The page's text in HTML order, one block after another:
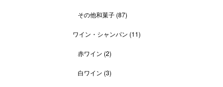
その他和菓子 (87)
ワイン・シャンパン (11)
赤ワイン (2)
白ワイン (3)